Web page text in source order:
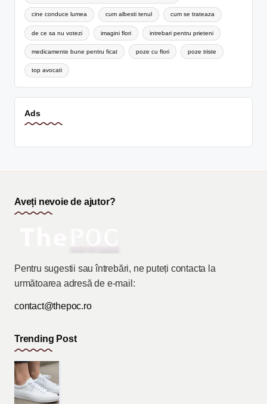
cine conduce lumea cum albesti tenul cum se trateaza
de ce sa nu votezi imagini flori intrebari pentru prieteni
medicamente bune pentru ficat poze cu flori poze triste
top avocati
Ads
Aveți nevoie de ajutor?
Pentru sugestii sau întrebări, ne puteți contacta la
următoarea adresă de e-mail:
contact@thepoc.ro
Trending Post